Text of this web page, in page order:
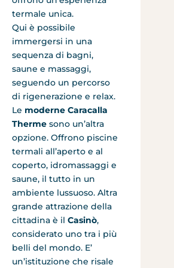
termale unica.
Qui è possibile
immergersi in una
sequenza di bagni,
saune e massaggi,
seguendo un percorso
di rigenerazione e relax.
Le moderne Caracalla
Therme sono un’altra
opzione. Offrono piscine
termali all’aperto e al
coperto, idromassaggi e
saune, il tutto in un
ambiente lussuoso. Altra
grande attrazione della
cittadina è il Casinò,
considerato uno tra i più
belli del mondo. E’
un’istituzione che risale